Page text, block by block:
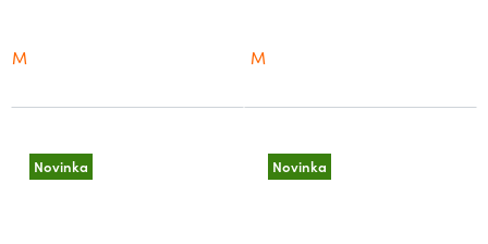
M M
Novinka Novinka